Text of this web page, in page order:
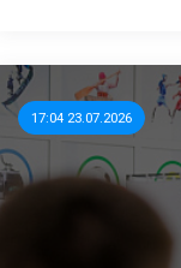
17:04 23.07.2026